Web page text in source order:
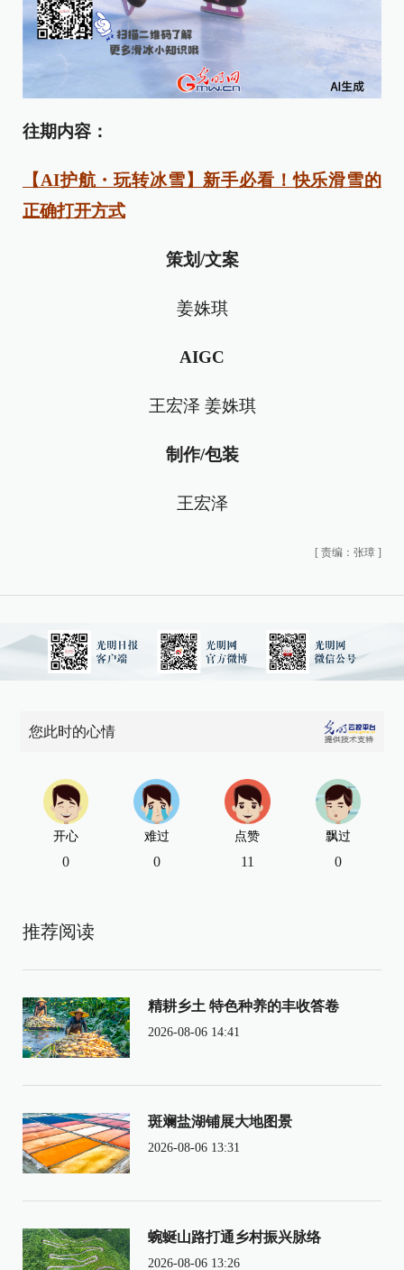
往期内容：
【AI护航・玩转冰雪】新手必看！快乐滑雪的
正确打开方式
策划/文案
姜姝琪
AIGC
王宏泽 姜姝琪
制作/包装
王宏泽
[ 责编：张璋 ]
您此时的心情
开心
0
难过
0
点赞
11
飘过
0
推荐阅读
精耕乡土 特色种养的丰收答卷
2026-08-06 14:41
斑斓盐湖铺展大地图景
2026-08-06 13:31
蜿蜒山路打通乡村振兴脉络
2026-08-06 13:26